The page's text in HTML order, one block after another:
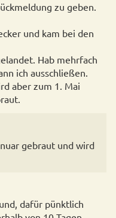
zu geben.
und kam bei den
Hab mehrfach
ich ausschließen.
aber zum 1. Mai
gebraut und wird
dafür pünktlich